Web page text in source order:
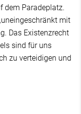
dem Paradeplatz.
mit
Das Existenzrecht
sind für uns
zu verteidigen und